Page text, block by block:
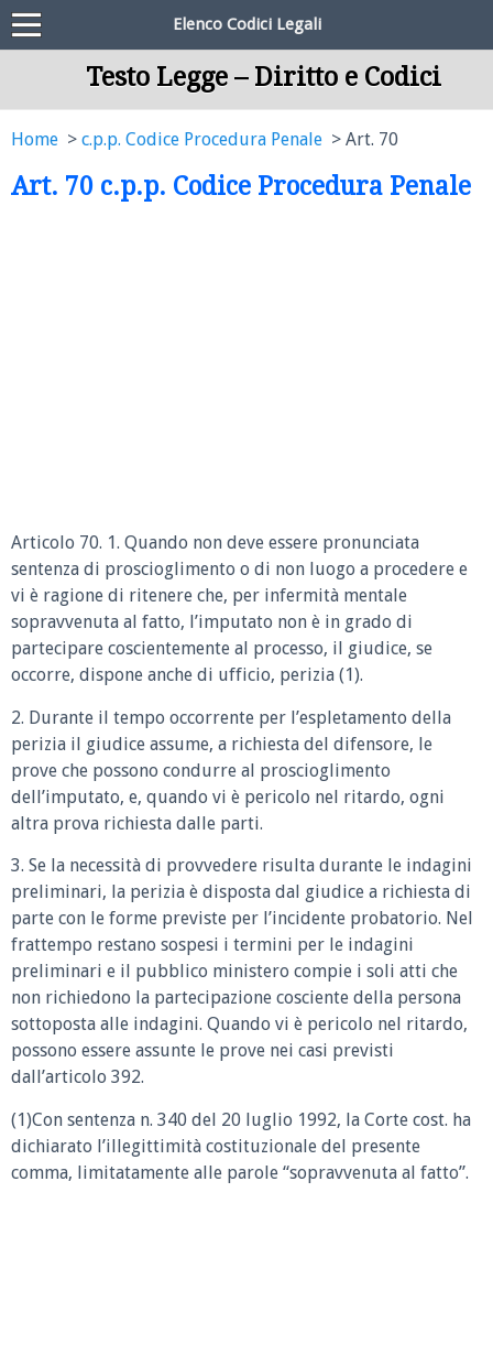
Elenco Codici Legali
Testo Legge – Diritto e Codici
Home c.p.p. Codice Procedura Penale Art. 70
Art. 70 c.p.p. Codice Procedura Penale
Articolo 70. 1. Quando non deve essere pronunciata
sentenza di proscioglimento o di non luogo a procedere e
vi è ragione di ritenere che, per infermità mentale
sopravvenuta al fatto, l’imputato non è in grado di
partecipare coscientemente al processo, il giudice, se
occorre, dispone anche di ufficio, perizia (1).
2. Durante il tempo occorrente per l’espletamento della
perizia il giudice assume, a richiesta del difensore, le
prove che possono condurre al proscioglimento
dell’imputato, e, quando vi è pericolo nel ritardo, ogni
altra prova richiesta dalle parti.
3. Se la necessità di provvedere risulta durante le indagini
preliminari, la perizia è disposta dal giudice a richiesta di
parte con le forme previste per l’incidente probatorio. Nel
frattempo restano sospesi i termini per le indagini
preliminari e il pubblico ministero compie i soli atti che
non richiedono la partecipazione cosciente della persona
sottoposta alle indagini. Quando vi è pericolo nel ritardo,
possono essere assunte le prove nei casi previsti
dall’articolo 392.
(1)Con sentenza n. 340 del 20 luglio 1992, la Corte cost. ha
dichiarato l’illegittimità costituzionale del presente
comma, limitatamente alle parole “sopravvenuta al fatto”.